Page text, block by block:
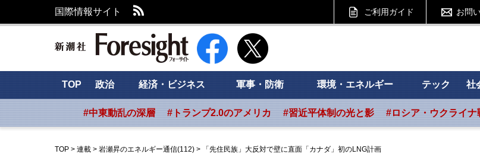
国際情報サイト ご利用ガイド お問
新潮社 Foresight フォーサイト
TOP 政治 経済・ビジネス 軍事・防衛 環境・エネルギー テック 社
#中東動乱の深層 #トランプ2.0のアメリカ #習近平体制の光と影 #ロシア・ウクライナ
TOP > 連載 > 岩瀬昇のエネルギー通信(112) > 「先住民族」大反対で壁に直面「カナダ」初のLNG計画